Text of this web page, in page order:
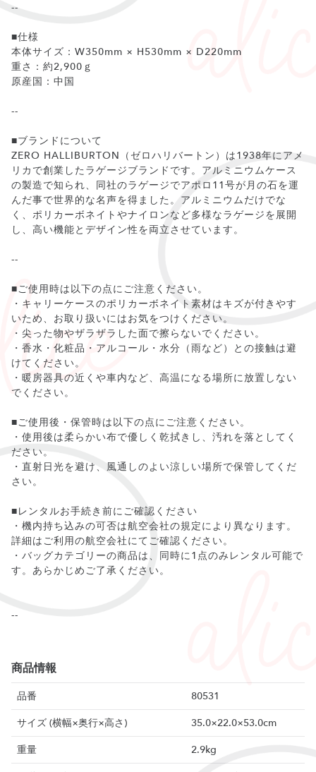
--
■仕様
本体サイズ：W350mm × H530mm × D220mm
重さ：約2,900ｇ
原産国：中国
--
■ブランドについて
ZERO HALLIBURTON（ゼロハリバートン）は1938年にアメ
リカで創業したラゲージブランドです。アルミニウムケース
の製造で知られ、同社のラゲージでアポロ11号が月の石を運
んだ事で世界的な名声を得ました。アルミニウムだけでな
く、ポリカーボネイトやナイロンなど多様なラゲージを展開
し、高い機能とデザイン性を両立させています。
--
■ご使用時は以下の点にご注意ください。
・キャリーケースのポリカーボネイト素材はキズが付きやす
いため、お取り扱いにはお気をつけください。
・尖った物やザラザラした面で擦らないでください。
・香水・化粧品・アルコール・水分（雨など）との接触は避
けてください。
・暖房器具の近くや車内など、高温になる場所に放置しない
でください。
■ご使用後・保管時は以下の点にご注意ください。
・使用後は柔らかい布で優しく乾拭きし、汚れを落としてく
ださい。
・直射日光を避け、風通しのよい涼しい場所で保管してくだ
さい。
■レンタルお手続き前にご確認ください
・機内持ち込みの可否は航空会社の規定により異なります。
詳細はご利用の航空会社にてご確認ください。
・バッグカテゴリーの商品は、同時に1点のみレンタル可能で
す。あらかじめご了承ください。
--
商品情報
品番
80531
サイズ (横幅×奥行×高さ)
35.0×22.0×53.0cm
重量
2.9kg